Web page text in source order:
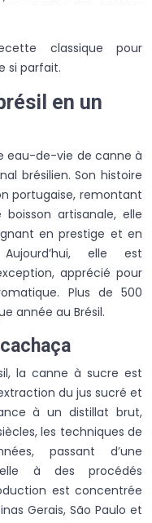
classique pour
si parfait.
en un
eau-de-vie de canne à
brésilien. Son histoire
portugaise, remontant
artisanale, elle
en prestige et en
elle est
apprécié pour
Plus de 500
année au Brésil.
la canne à sucre est
du jus sucré et
à un distillat brut,
les techniques de
passant d’une
à des procédés
est concentrée
Gerais, São Paulo et